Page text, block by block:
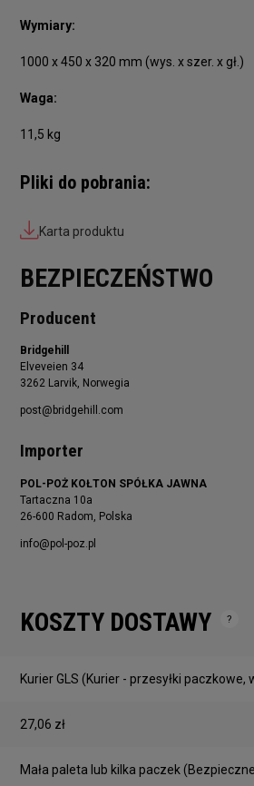
Wymiary:
1000 x 450 x 320 mm (wys. x szer. x gł.)
Waga:
11,5 kg
Pliki do pobrania:
Karta produktu
BEZPIECZEŃSTWO
Producent
Bridgehill
Elveveien 34
3262 Larvik, Norwegia
post@bridgehill.com
Importer
POL-POŻ KOŁTON SPÓŁKA JAWNA
Tartaczna 10a
26-600 Radom, Polska
info@pol-poz.pl
KOSZTY DOSTAWY
Kurier GLS (Kurier - przesyłki paczkowe,
27,06 zł
Mała paleta lub kilka paczek